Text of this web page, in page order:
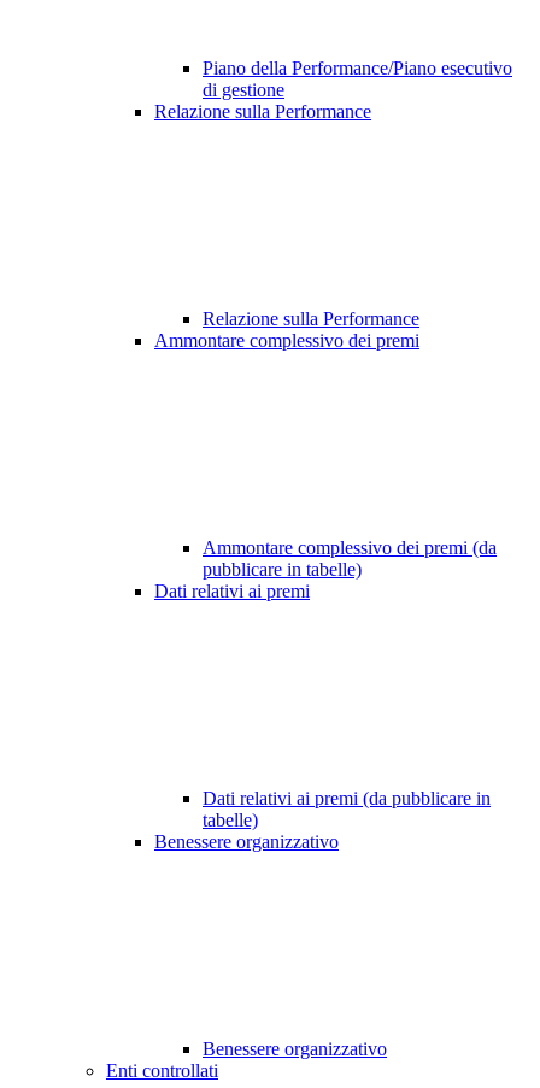
Piano della Performance/Piano esecutivo
di gestione
Relazione sulla Performance
Relazione sulla Performance
Ammontare complessivo dei premi
Ammontare complessivo dei premi (da
pubblicare in tabelle)
Dati relativi ai premi
Dati relativi ai premi (da pubblicare in
tabelle)
Benessere organizzativo
Benessere organizzativo
Enti controllati